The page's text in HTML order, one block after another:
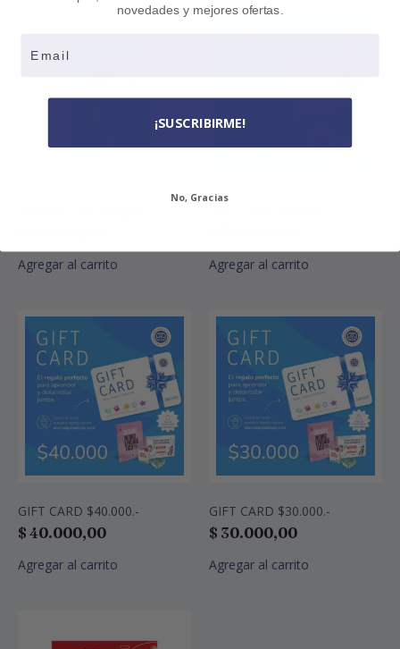
Agregar al carrito Agregar al carrito
GIFT CARD $40.000.-
$ 40.000,00
Agregar al carrito
GIFT CARD $30.000.-
$ 30.000,00
Agregar al carrito
novedades y mejores ofertas.
¡SUSCRIBIRME!
No, Gracias